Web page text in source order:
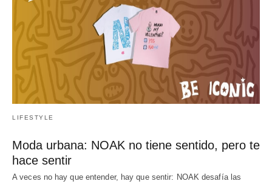
LIFESTYLE
Moda urbana: NOAK no tiene sentido, pero te
hace sentir
A veces no hay que entender, hay que sentir: NOAK desafía las